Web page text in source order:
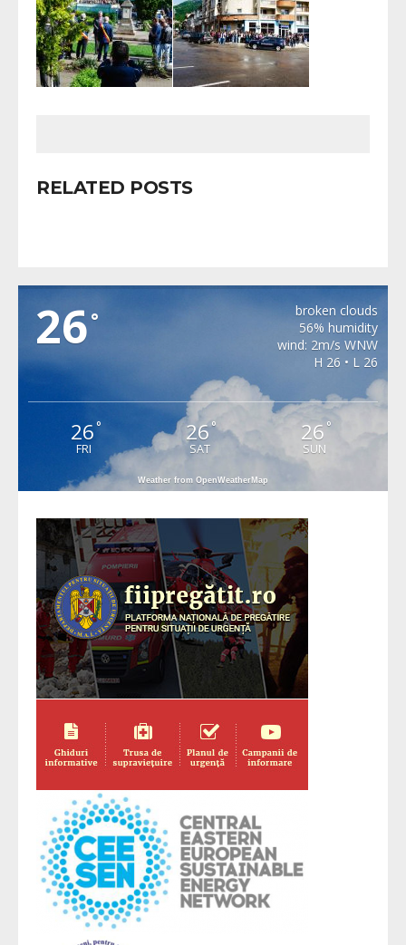
RELATED POSTS
26°
broken clouds
56% humidity
wind: 2m/s WNW
H 26 • L 26
26°
FRI
26°
SAT
26 °
SUN
Weather from OpenWeatherMap